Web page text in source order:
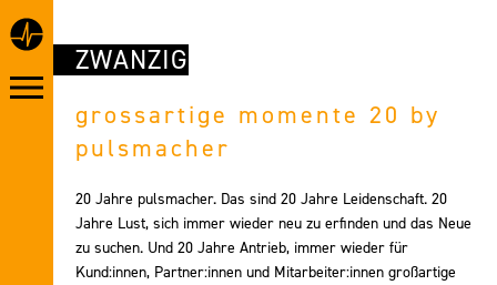
ZWANZIG
grossartige momente 20 by
pulsmacher
20 Jahre pulsmacher. Das sind 20 Jahre Leidenschaft. 20
Jahre Lust, sich immer wieder neu zu erfinden und das Neue
zu suchen. Und 20 Jahre Antrieb, immer wieder für
Kund:innen, Partner:innen und Mitarbeiter:innen großartige